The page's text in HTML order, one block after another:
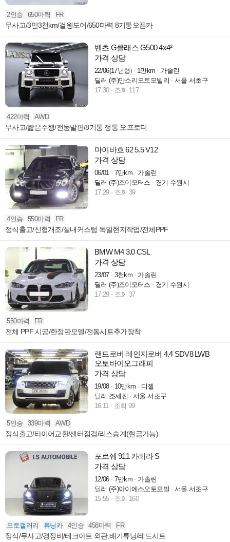
2인승 650마력 FR
무사고/3만3천km/걸윙도어/650마력 8기통오픈카
벤츠 G클래스 G500 4x4²
가격 상담
22/06(17년형) 1만km
가솔린
딜러 (주)만소리오토모빌리
서울 서초구
17:30
조회 117
422마력 AWD
무사고/짧은주행/전동발판/8기통 정통 오프로더
마이바흐 62 5.5 V12
가격 상담
06/01 7만km
가솔린
딜러 (주)조이모터스
경기 수원시
17:29
조회 39
4인승 550마력 FR
정식출고/신형개조/실내커스텀 독일현지작업/전체PPF
BMW M4 3.0 CSL
가격 상담
23/07 3천km
가솔린
딜러 (주)조이모터스
경기 수원시
17:29
조회 37
550마력 FR
전체 PPF 시공/한정판모델/전동시트추가장착
랜드로버 레인지로버 4.4 SDV8 LWB
오토바이오그래피
가격 상담
19/08 10만km
디젤
딜러 조세진
서울 서초구
16:11
조회 99
5인승 339마력 AWD
정식출고/타이어교환/센터점검/리스승계(현금가능)
포르쉐 911 카레라 S
가격 상담
12/06 7만km
가솔린
딜러 (주)아이에스오토모빌
서울 서초구
15:55
조회 160
오토갤러리 튜닝카 4인승 458마력 FR
정식/무사고/경정비/테크아트 외관,배기튜닝/레드시트